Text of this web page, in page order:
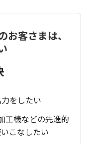
お客さまは、
をしたい
工機などの先進的
こなしたい